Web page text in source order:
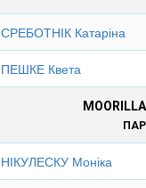
СРЕБОТНІК Катаріна
ПЕШКЕ Квета
НІКУЛЕСКУ Моніка